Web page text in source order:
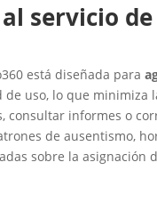
servicio
está diseñada para
uso, lo que minimiza
consultar informes o
de ausentismo,
sobre la asignación